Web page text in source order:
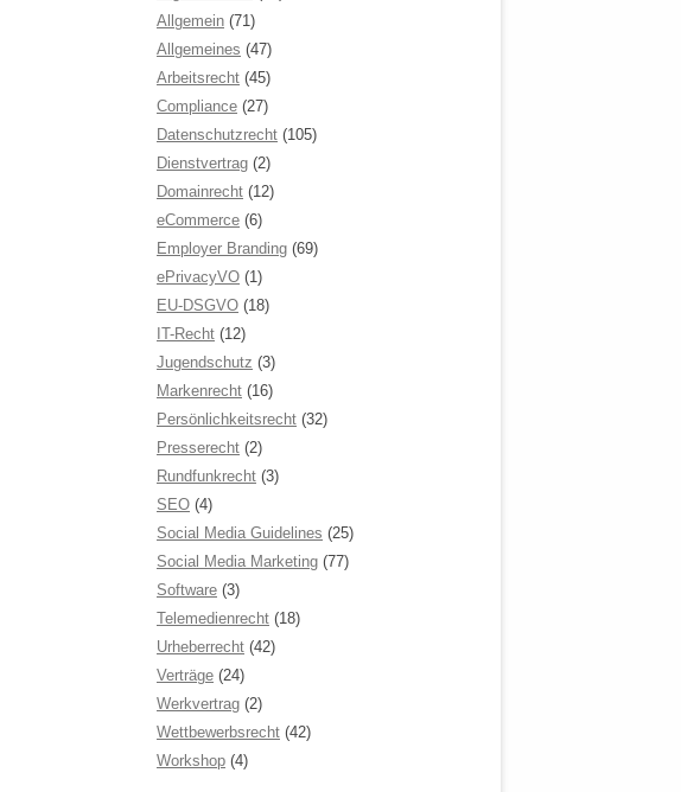
Allgemein (71)
Allgemeines (47)
Arbeitsrecht (45)
Compliance (27)
Datenschutzrecht (105)
Dienstvertrag (2)
Domainrecht (12)
eCommerce (6)
Employer Branding (69)
ePrivacyVO (1)
EU-DSGVO (18)
IT-Recht (12)
Jugendschutz (3)
Markenrecht (16)
Persönlichkeitsrecht (32)
Presserecht (2)
Rundfunkrecht (3)
SEO (4)
Social Media Guidelines (25)
Social Media Marketing (77)
Software (3)
Telemedienrecht (18)
Urheberrecht (42)
Verträge (24)
Werkvertrag (2)
Wettbewerbsrecht (42)
Workshop (4)